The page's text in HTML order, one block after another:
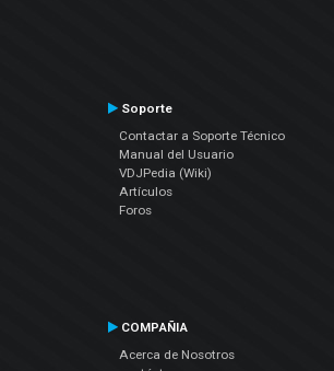
Soporte
Contactar a Soporte Técnico
Manual del Usuario
VDJPedia (Wiki)
Artículos
Foros
COMPAÑIA
Acerca de Nosotros